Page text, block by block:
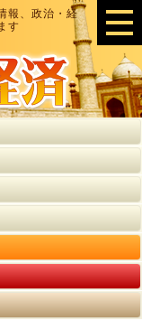
報、政治・経
す